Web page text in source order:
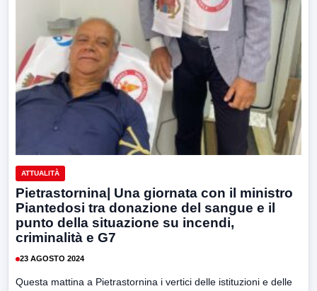
ATTUALITÀ
Pietrastornina| Una giornata con il ministro
Piantedosi tra donazione del sangue e il
punto della situazione su incendi,
criminalità e G7
23 AGOSTO 2024
Questa mattina a Pietrastornina i vertici delle istituzioni e delle